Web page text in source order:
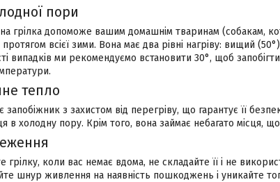
пори
грілка допоможе вашим домашнім тваринам (собакам,
всієї зими. Вона має два рівні нагріву: вищий
випадків ми рекомендуємо встановити 30°, щоб
тепло
запобіжник з захистом від перегріву, що гарантує її
в холодну пору. Крім того, вона займає небагато місця,
грілку, коли вас немає вдома, не складайте її і не
шнур живлення на наявність пошкоджень і уникайте